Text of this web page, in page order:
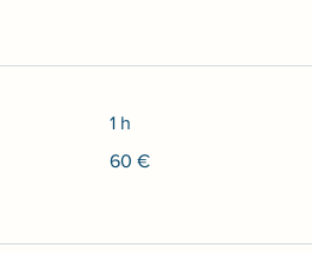
1 h
euros
60 €